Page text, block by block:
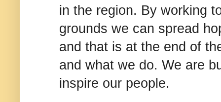
in the region. By working
grounds we can spread
and that is at the end of
and what we do. We are
inspire our people.